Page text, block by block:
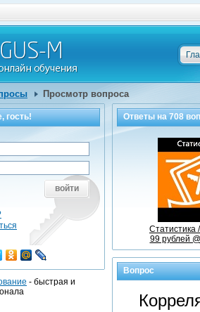
Просмотр вопроса
Ответы на708
Статистика
99 рублей
Вопрос
гость!
войти
- быстрая и